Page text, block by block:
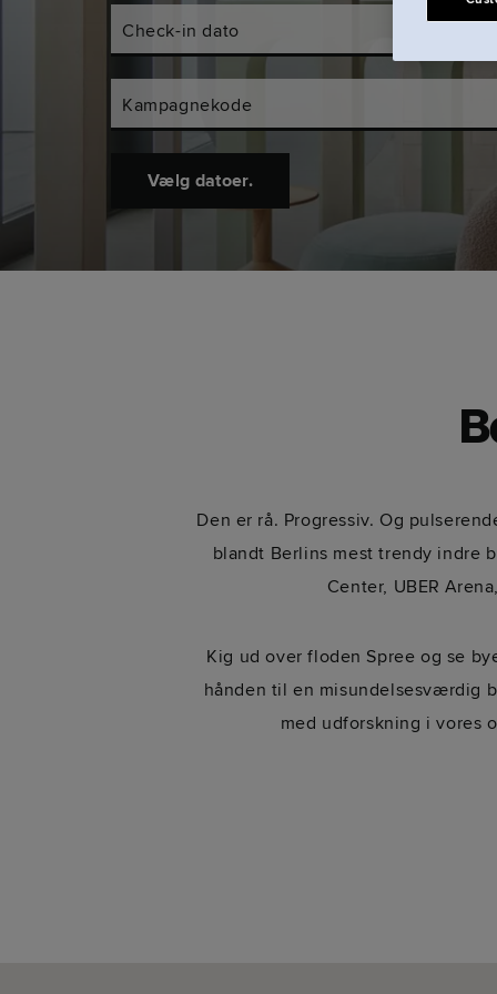
Check-in dato
Kampagnekode
Vælg datoer.
Den er rå. Progressiv. Og
blandt Berlins mest trendy indre
Center, UBER
Kig ud over floden Spree og se
hånden til en misundelsesværdig
med udforskning i vores